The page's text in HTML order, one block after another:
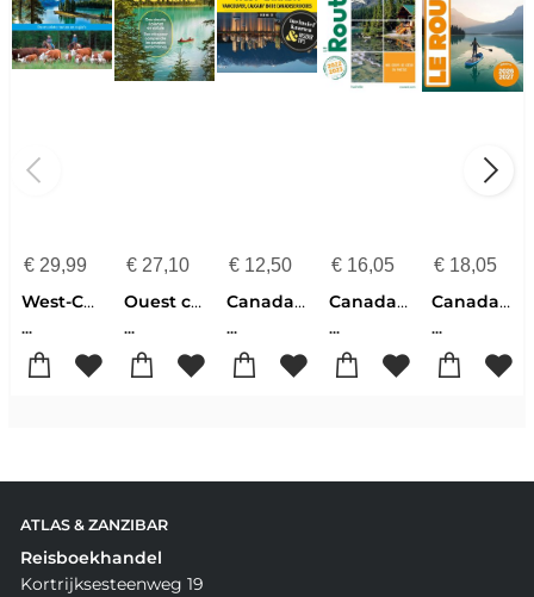
€29,99
West-Canada
...
€27,10
Ouest canadien et Ontario
...
€ 12,50
Canada West - Vancouver, Calgary en Canadese Rockies wat & hoe reisgids
...
€ 16,05
Canada Ouest 22-23 routard
...
€ 18,05
Canada Ouest 2026-2027
...
ATLAS & ZANZIBAR
Reisboekhandel
Kortrijksesteenweg 19